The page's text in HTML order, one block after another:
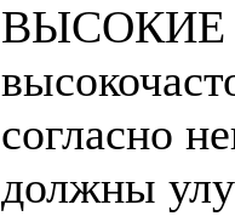
ВЫСОКИЕ
согласно
должны